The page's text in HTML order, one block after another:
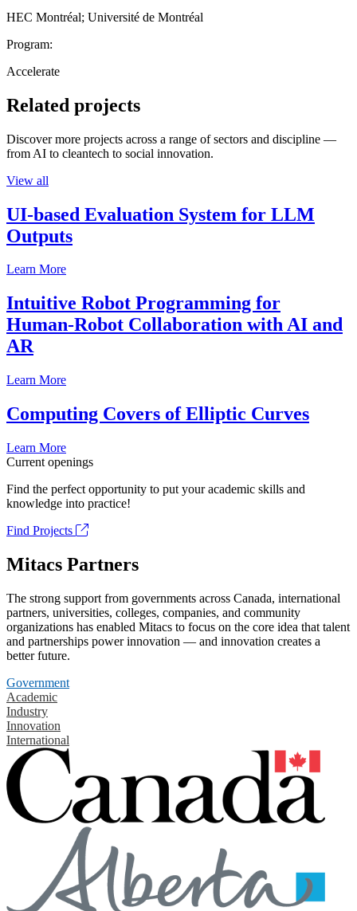
HEC Montréal; Université de Montréal
Program:
Accelerate
Related projects
Discover more projects across a range of sectors and discipline —
from AI to cleantech to social innovation.
View all
UI-based Evaluation System for LLM
Outputs
Learn More
Intuitive Robot Programming for
Human-Robot Collaboration with AI and
AR
Learn More
Computing Covers of Elliptic Curves
Learn More
Current openings
Find the perfect opportunity to put your academic skills and
knowledge into practice!
Find Projects
Mitacs Partners
The strong support from governments across Canada, international
partners, universities, colleges, companies, and community
organizations has enabled Mitacs to focus on the core idea that talent
and partnerships power innovation — and innovation creates a
better future.
Government
Academic
Industry
Innovation
International